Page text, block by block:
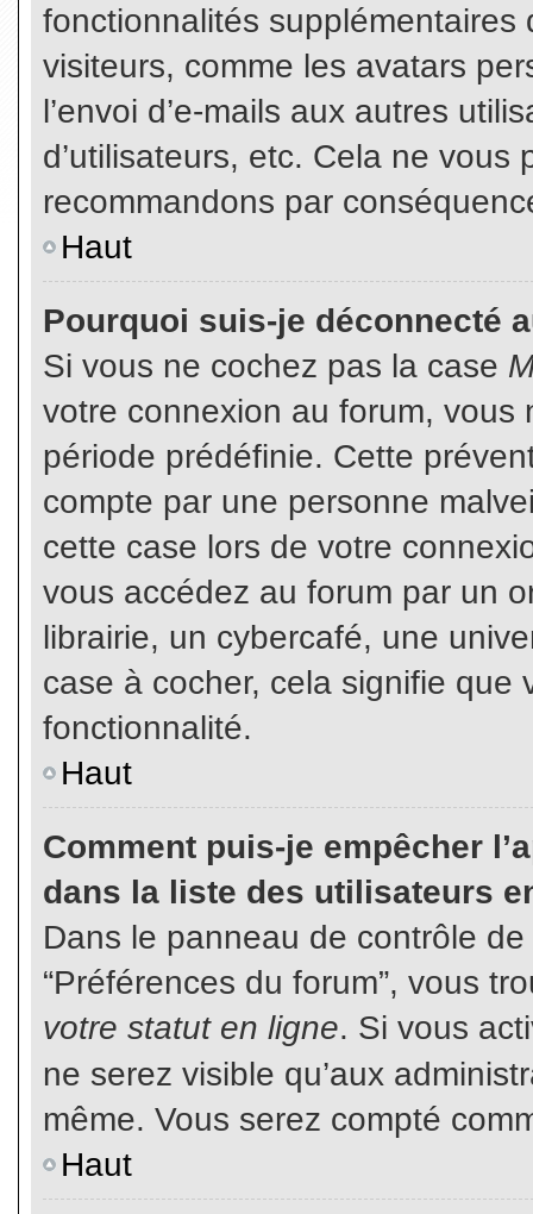
fonctionnalités
visiteurs, comme les avatars
l’envoi d’e-mails aux autres
d’utilisateurs, etc. Cela ne vous
recommandons par
Haut
Pourquoi suis-je déconnecté
Si vous ne cochez pas la case
votre connexion au forum,
période prédéfinie. Cette
compte par une personne
cette case lors de votre
vous accédez au forum par un
librairie, un cybercafé, une
case à cocher, cela signifie que
fonctionnalité.
Haut
Comment puis-je empêcher
dans la liste des utilisateurs
Dans le panneau de contrôle
“Préférences du forum”, vous
votre statut en ligne. Si vous
ne serez visible qu’aux
même. Vous serez compté
Haut